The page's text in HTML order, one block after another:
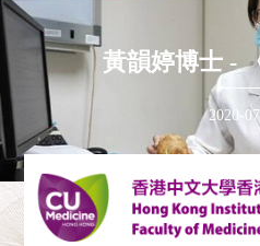
黃韻婷博士 -
2020-